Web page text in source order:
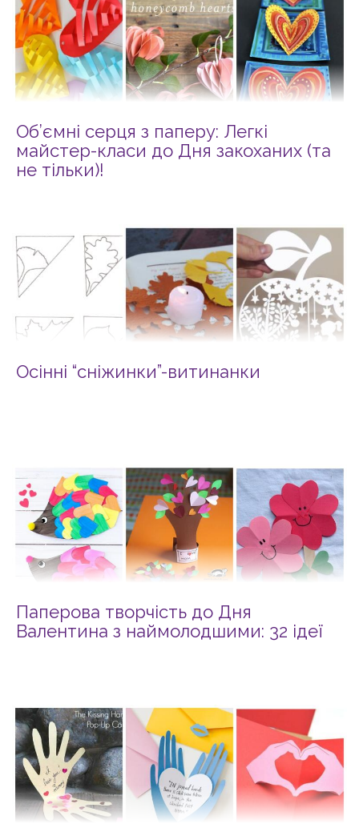
Об’ємні серця з паперу: Легкі
майстер-класи до Дня закоханих (та
не тільки)!
Осінні “сніжинки”-витинанки
Паперова творчість до Дня
Валентина з наймолодшими: 32 ідеї